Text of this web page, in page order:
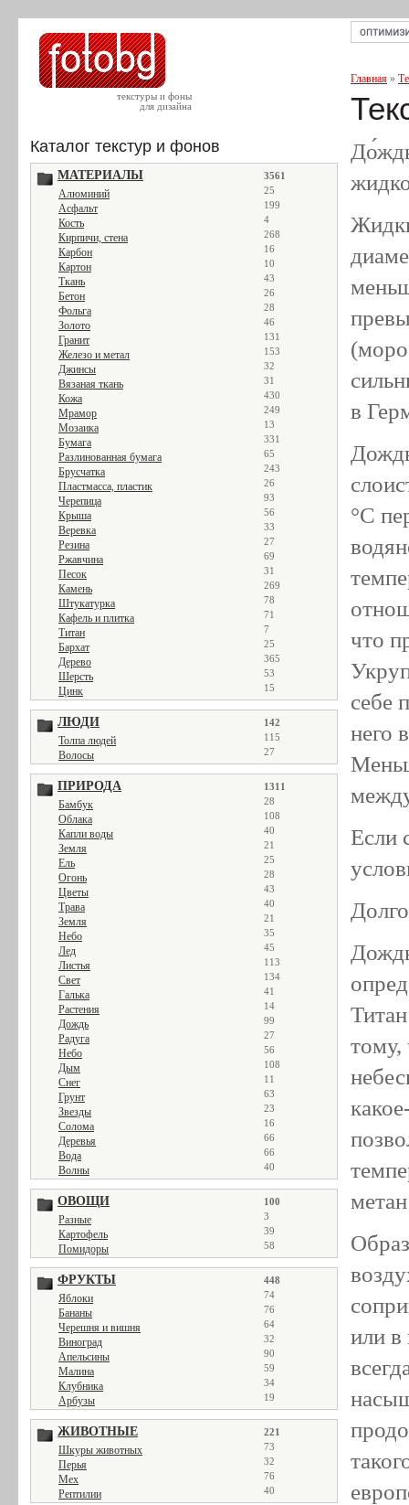
текстуры и фоны
для дизайна
Каталог текстур и фонов
МАТЕРИАЛЫ 3561
Алюминий 25
Асфальт 199
Кость 4
Кирпичи, стена 268
Карбон 16
Картон 10
Ткань 43
Бетон 26
Фольга 28
Золото 46
Гранит 131
Железо и метал 153
Джинсы 32
Вязаная ткань 31
Кожа 430
Мрамор 249
Мозаика 13
Бумага 331
Разлинованная бумага 65
Брусчатка 243
Пластмасса, пластик 26
Черепица 93
Крыша 56
Веревка 33
Резина 27
Ржавчина 69
Песок 31
Камень 269
Штукатурка 78
Кафель и плитка 71
Титан 7
Бархат 25
Дерево 365
Шерсть 53
Цинк 15
ЛЮДИ 142
Толпа людей 115
Волосы 27
ПРИРОДА 1311
Бамбук 28
Облака 108
Капли воды 40
Земля 21
Ель 25
Огонь 28
Цветы 43
Трава 40
Земля 21
Небо 35
Лед 45
Листья 113
Свет 134
Галька 41
Растения 14
Дождь 99
Радуга 27
Небо 56
Дым 108
Снег 11
Грунт 63
Звезды 23
Солома 16
Деревья 66
Вода 66
Волны 40
ОВОЩИ 100
Разные 3
Картофель 39
Помидоры 58
ФРУКТЫ 448
Яблоки 74
Бананы 76
Черешня и вишня 64
Виноград 32
Апельсины 90
Малина 59
Клубника 34
Арбузы 19
ЖИВОТНЫЕ 221
Шкуры животных 73
Перья 32
Мех 76
Рептилии 40
Главная »
в
°C
что
себе
него
Если
тому,
или в